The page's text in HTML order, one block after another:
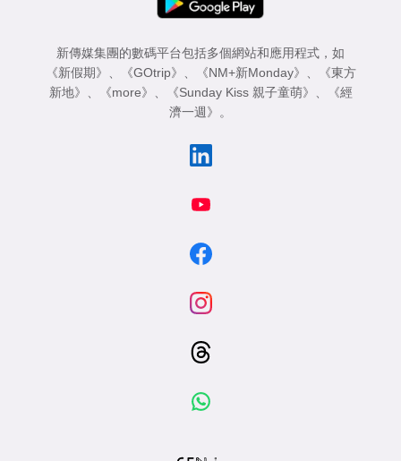
新傳媒集團的數碼平台包括多個網站和應用程式，如
《新假期》 、 《GOtrip》 、 《NM+新Monday》 、
《東方
新地》 、 《more》 、 《Sunday Kiss 親子童萌》 、
《經
濟一週》 。